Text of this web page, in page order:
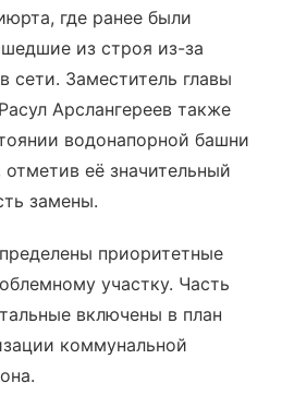
где ранее были
из строя из-за
сети. Заместитель главы
Арслангереев также
водонапорной башни
отметив её значительный
замены.
приоритетные
участку. Часть
включены в план
коммунальной